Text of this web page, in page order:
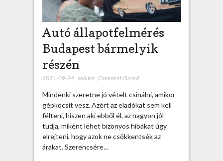
Autó állapotfelmérés
Budapest bármelyik
részén
2021-09-24, seditor, Comment Closed
Mindenki szeretne jó vételt csinálni, amikor
gépkocsit vesz. Azért az eladókat sem kell
félteni, hiszen aki ebből él, az nagyon jól
tudja, miként lehet bizonyos hibákat úgy
elrejteni, hogy azok ne csökkentsék az
árakat. Szerencsére…